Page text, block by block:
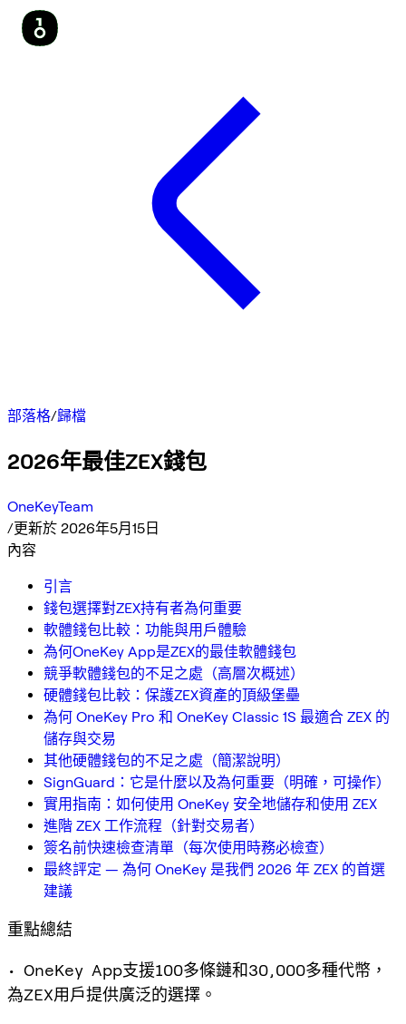
部落格/歸檔
2026年最佳ZEX錢包
OneKeyTeam
/更新於 2026年5月15日
內容
引言
錢包選擇對ZEX持有者為何重要
軟體錢包比較：功能與用戶體驗
為何OneKey App是ZEX的最佳軟體錢包
競爭軟體錢包的不足之處（高層次概述）
硬體錢包比較：保護ZEX資產的頂級堡壘
為何 OneKey Pro 和 OneKey Classic 1S 最適合 ZEX 的
儲存與交易
其他硬體錢包的不足之處（簡潔說明）
SignGuard：它是什麼以及為何重要（明確，可操作）
實用指南：如何使用 OneKey 安全地儲存和使用 ZEX
進階 ZEX 工作流程（針對交易者）
簽名前快速檢查清單（每次使用時務必檢查）
最終評定 — 為何 OneKey 是我們 2026 年 ZEX 的首選
建議
重點總結
• OneKey App支援100多條鏈和30,000多種代幣，
為ZEX用戶提供廣泛的選擇。